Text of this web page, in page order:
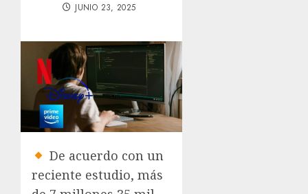
JUNIO 23, 2025
De acuerdo con un
reciente estudio, más